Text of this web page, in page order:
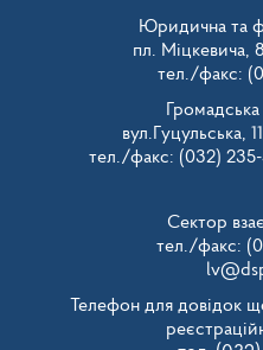
Юридична та
пл. Міцкевича,
тел./факс:
вул.Гуцульська,
тел./факс: (032)
Сектор
тел./факс:
Телефон для довідок